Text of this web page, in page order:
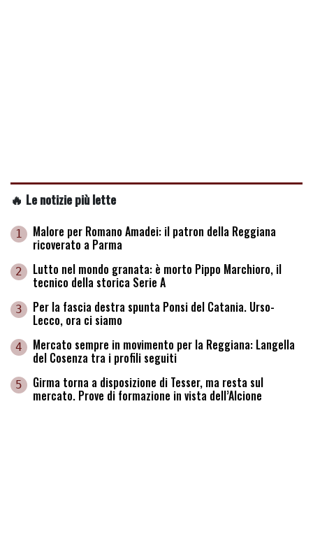
🔥 Le notizie più lette
1 Malore per Romano Amadei: il patron della Reggiana
ricoverato a Parma
2 Lutto nel mondo granata: è morto Pippo Marchioro, il
tecnico della storica Serie A
3 Per la fascia destra spunta Ponsi del Catania. Urso-
Lecco, ora ci siamo
4 Mercato sempre in movimento per la Reggiana: Langella
del Cosenza tra i profili seguiti
5 Girma torna a disposizione di Tesser, ma resta sul
mercato. Prove di formazione in vista dell’Alcione